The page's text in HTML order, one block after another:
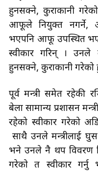
हुनसक्ने, कुराकानी
आफूले नियुक्त नगर्ने,
भएपनि आफू उपस्थित
स्वीकार गरिन् ।
हुनसक्ने, कुराकानी गरेको
पूर्व मन्त्री समेत रहेकी
बेला सामान्य प्रशासन
रहेको स्वीकार गरेको
साथै उनले मन्त्रीलाई
भने उनले नै थप विवरण
गरेको त स्वीकार गर्नु